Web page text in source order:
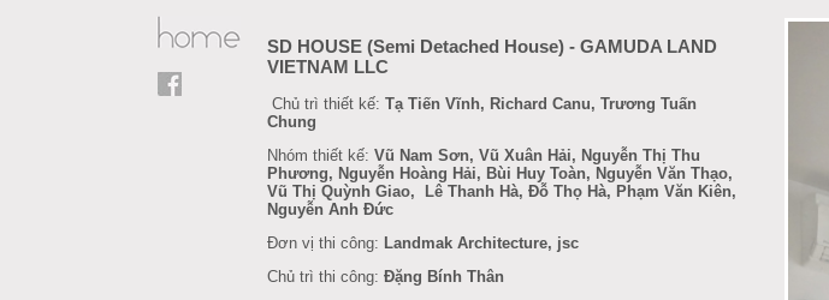
SD HOUSE (Semi Detached House) - GAMUDA LAND
VIETNAM LLC
Chủ trì thiết kế: Tạ Tiến Vĩnh, Richard Canu, Trương Tuấn
Chung
Nhóm thiết kế: Vũ Nam Sơn, Vũ Xuân Hải, Nguyễn Thị Thu
Phương, Nguyễn Hoàng Hải, Bùi Huy Toàn, Nguyễn Văn Thạo,
Vũ Thị Quỳnh Giao, Lê Thanh Hà, Đỗ Thọ Hà, Phạm Văn Kiên,
Nguyễn Anh Đức
Đơn vị thi công: Landmak Architecture, jsc
Chủ trì thi công: Đặng Bính Thân